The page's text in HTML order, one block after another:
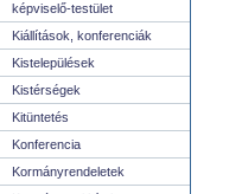
képviselő-testület
Kiállítások, konferenciák
Kistelepülések
Kistérségek
Kitüntetés
Konferencia
Kormányrendeletek